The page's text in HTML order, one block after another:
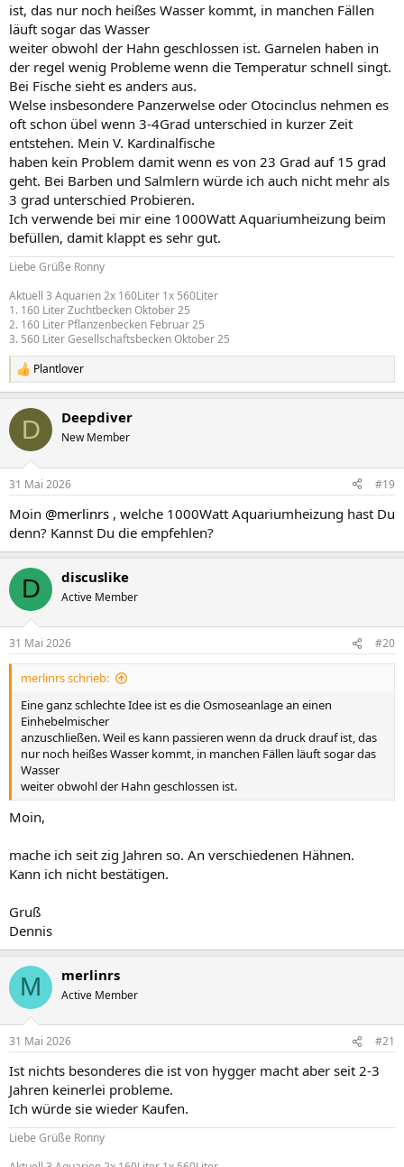
ist, das nur noch heißes Wasser kommt, in manchen Fällen
läuft sogar das Wasser
weiter obwohl der Hahn geschlossen ist. Garnelen haben in
der regel wenig Probleme wenn die Temperatur schnell singt.
Bei Fische sieht es anders aus.
Welse insbesondere Panzerwelse oder Otocinclus nehmen es
oft schon übel wenn 3-4Grad unterschied in kurzer Zeit
entstehen. Mein V. Kardinalfische
haben kein Problem damit wenn es von 23 Grad auf 15 grad
geht. Bei Barben und Salmlern würde ich auch nicht mehr als
3 grad unterschied Probieren.
Ich verwende bei mir eine 1000Watt Aquariumheizung beim
befüllen, damit klappt es sehr gut.
Liebe Grüße Ronny
Aktuell 3 Aquarien 2x 160Liter 1x 560Liter
1. 160 Liter Zuchtbecken Oktober 25
2. 160 Liter Pflanzenbecken Februar 25
3. 560 Liter Gesellschaftsbecken Oktober 25
R
e
k
i
e
:
Plantlover
D Deepdiver
New Member
31 Mai 2026 #19
Moin @merlinrs , welche 1000Watt Aquariumheizung hast Du
denn? Kannst Du die empfehlen?
D discuslike
Active Member
31 Mai 2026 #20
merlinrs schrieb:
Eine ganz schlechte Idee ist es die Osmoseanlage an einen
Einhebelmischer
anzuschließen. Weil es kann passieren wenn da druck drauf ist, das
nur noch heißes Wasser kommt, in manchen Fällen läuft sogar das
Wasser
weiter obwohl der Hahn geschlossen ist.
Moin,
mache ich seit zig Jahren so. An verschiedenen Hähnen.
Kann ich nicht bestätigen.
Gruß
Dennis
M merlinrs
Active Member
31 Mai 2026 #21
Ist nichts besonderes die ist von hygger macht aber seit 2-3
Jahren keinerlei probleme.
Ich würde sie wieder Kaufen.
Liebe Grüße Ronny